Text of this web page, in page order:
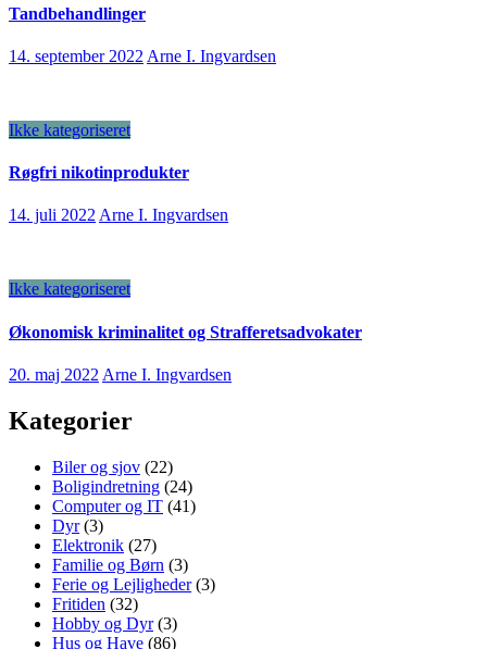
Tandbehandlinger
14. september 2022 Arne I. Ingvardsen
Ikke kategoriseret
Røgfri nikotinprodukter
14. juli 2022Arne I. Ingvardsen
Ikke kategoriseret
Økonomisk kriminalitet og Strafferetsadvokater
20. maj 2022 Arne I. Ingvardsen
Kategorier
Biler og sjov (22)
Boligindretning (24)
Computer og IT (41)
Dyr(3)
Elektronik (27)
Familie og Børn (3)
Ferie og Lejligheder(3)
Fritiden (32)
Hobby og Dyr(3)
Hus og Have (86)